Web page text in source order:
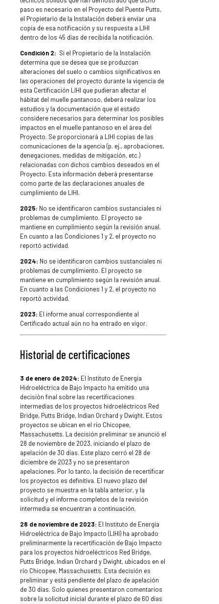
paso es necesario en el Proyecto del Puente Putts,
el Propietario de la Instalación deberá enviar una
copia de esa notificación y su respuesta a LIHI
dentro de los 45 días de recibida la notificación.
Condición 2: Si el Propietario de la Instalación
determina que se desea que se produzcan
alteraciones del suelo o cambios significativos en
las operaciones del proyecto durante la vigencia de
esta Certificación LIHI que pudieran afectar el
hábitat del muelle pantanoso, deberá realizar los
estudios y la documentación que el estado
considere necesarios para determinar los posibles
impactos en el muelle pantanoso en el área del
Proyecto. Se proporcionará a LIHI copias de las
comunicaciones de la agencia (p. ej., aprobaciones,
denegaciones, medidas de mitigación, etc.)
relacionadas con dichos cambios deseados en el
Proyecto. Esta información deberá presentarse
como parte de las declaraciones anuales de
cumplimiento de LIHI.
2025: No se identificaron cambios sustanciales ni
problemas de cumplimiento. El proyecto se
mantiene en cumplimiento según la revisión anual.
En cuanto a las Condiciones 1 y 2, el proyecto no
reportó actividad.
2024: No se identificaron cambios sustanciales ni
problemas de cumplimiento. El proyecto se
mantiene en cumplimiento según la revisión anual.
En cuanto a las Condiciones 1 y 2, el proyecto no
reportó actividad.
2023: El informe anual correspondiente al
Certificado actual aún no ha entrado en vigor.
Historial de certificaciones
3 de enero de 2024: El Instituto de Energía
Hidroeléctrica de Bajo Impacto ha emitido una
decisión final sobre las recertificaciones
intermedias de los proyectos hidroeléctricos Red
Bridge, Putts Bridge, Indian Orchard y Dwight. Estos
proyectos se ubican en el río Chicopee,
Massachusetts. La decisión preliminar se anunció el
28 de noviembre de 2023, iniciando el plazo de
apelación de 30 días. Este plazo cerró el 28 de
diciembre de 2023 y no se presentaron
apelaciones. Por lo tanto, la decisión de recertificar
los proyectos es definitiva. El nuevo plazo del
proyecto se muestra en la tabla anterior, y la
solicitud y el informe completos de la revisión
intermedia se encuentran a continuación.
28 de noviembre de 2023: El Instituto de Energía
Hidroeléctrica de Bajo Impacto (LIHI) ha aprobado
preliminarmente la recertificación de Bajo Impacto
para los proyectos hidroeléctricos Red Bridge,
Putts Bridge, Indian Orchard y Dwight, ubicados en el
río Chicopee, Massachusetts. Esta decisión es
preliminar y está pendiente del plazo de apelación
de 30 días. Solo quienes presentaron comentarios
sobre la solicitud inicial durante el plazo de 60 días